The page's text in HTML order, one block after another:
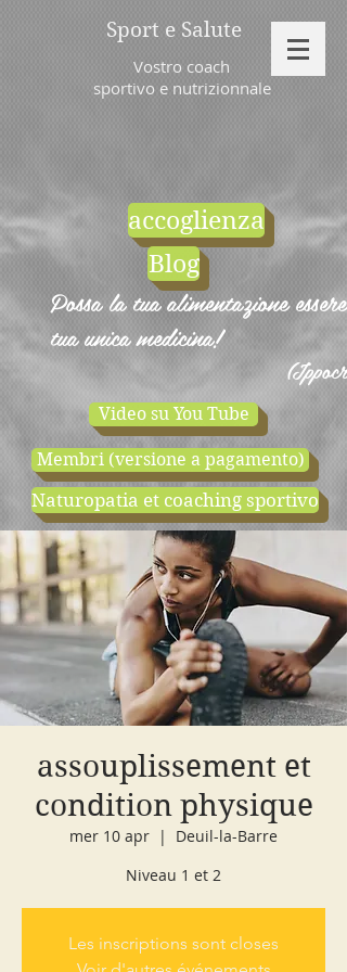
Sport e Salute
Vostro coach
sportivo e nutrizionnale
accoglienza
Blog
Possa la tua alimentazione essere
tua unica medicina!
Video su You Tube
Membri (versione a pagamento)
Naturopatia et coaching sportivo
cours d'essai negozio
assouplissement et
condition physique
mer 10 apr
  |
Deuil-la-Barre
Niveau 1 et 2
Les inscriptions sont closes